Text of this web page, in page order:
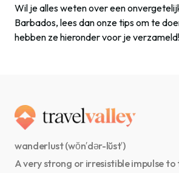
Wil je alles weten over een
Barbados, lees dan onze tips om te
hebben ze hieronder voor je verzameld!
wanderlust (wŏn′dər-lŭst′)
A very strong or irresistible impulse to